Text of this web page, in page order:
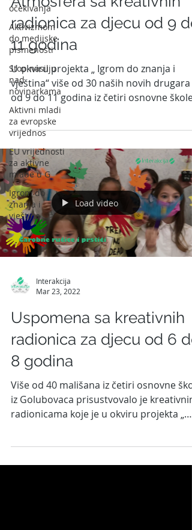
očekivanja
Aktivizmom
do medijske
pismenosti
Stop nasilju
nad
novinarkama
Aktivni mladi
za evropske
vrijednos
EU vrijednosti
za aktivne
mlade u G
Igrom do
znanja i
vještina
radionica za djecu od 9 do
11 godina
U okviru projekta „ Igrom do znanja i
vještina“ više od 30 naših novih drugara
od 9 do 11 godina iz četiri osnovne škole
Golubovaca pohađ
Load video
Interakcija
Mar 23, 2022
Uspomena sa kreativnih
radionica za djecu od 6 do
8 godina
Više od 40 mališana iz četiri osnovne
iz Golubovaca prisustvovalo je kreativnim
radionicama koje je u okviru projekta „